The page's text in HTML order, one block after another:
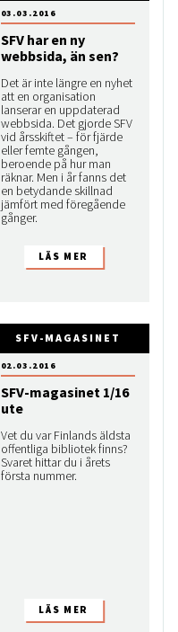
SFV har en ny
webbsida, än sen?
Det är inte längre en nyhet
att en organisation
lanserar en uppdaterad
webbsida. Det gjorde SFV
vid årsskiftet – för fjärde
eller femte gången,
beroende på hur man
räknar. Men i år fanns det
en betydande skillnad
jämfört med föregående
gånger.
03.03.2016
SFV-MAGASINET
SFV-magasinet 1/16
ute
Vet du var Finlands äldsta
offentliga bibliotek finns?
Svaret hittar du i årets
första nummer.
02.03.2016